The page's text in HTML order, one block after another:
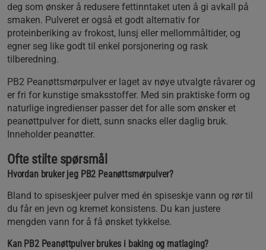
deg som ønsker å redusere fettinntaket uten å gi avkall på
smaken. Pulveret er også et godt alternativ for
proteinberiking av frokost, lunsj eller mellommåltider, og
egner seg like godt til enkel porsjonering og rask
tilberedning.
PB2 Peanøttsmørpulver er laget av nøye utvalgte råvarer og
er fri for kunstige smaksstoffer. Med sin praktiske form og
naturlige ingredienser passer det for alle som ønsker et
peanøttpulver for diett, sunn snacks eller daglig bruk.
Inneholder peanøtter.
Ofte stilte spørsmål
Hvordan bruker jeg PB2 Peanøttsmørpulver?
Bland to spiseskjeer pulver med én spiseskje vann og rør til
du får en jevn og kremet konsistens. Du kan justere
mengden vann for å få ønsket tykkelse.
Kan PB2 Peanøttpulver brukes i baking og matlaging?